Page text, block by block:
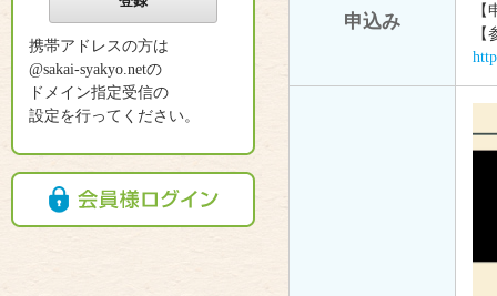
携帯アドレスの方は
@sakai-syakyo.netの
ドメイン指定受信の
設定を行ってください。
申込み